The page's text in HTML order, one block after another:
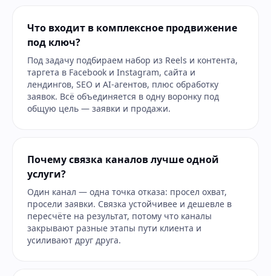
Что входит в комплексное продвижение
под ключ?
Под задачу подбираем набор из Reels и контента,
таргета в Facebook и Instagram, сайта и
лендингов, SEO и AI-агентов, плюс обработку
заявок. Всё объединяется в одну воронку под
общую цель — заявки и продажи.
Почему связка каналов лучше одной
услуги?
Один канал — одна точка отказа: просел охват,
просели заявки. Связка устойчивее и дешевле в
пересчёте на результат, потому что каналы
закрывают разные этапы пути клиента и
усиливают друг друга.